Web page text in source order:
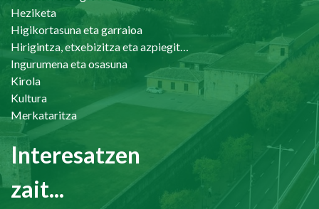
Heziketa
Higikortasuna eta garraioa
Hirigintza, etxebizitza eta azpiegiturak
Ingurumena eta osasuna
Kirola
Kultura
Merkataritza
Interesatzen
zait...